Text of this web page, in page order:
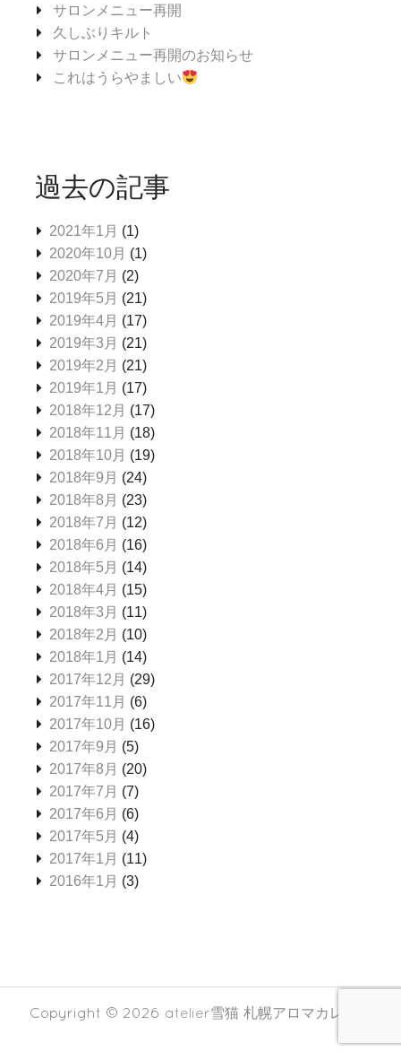
サロンメニュー再開
久しぶりキルト
サロンメニュー再開のお知らせ
これはうらやましい
過去の記事
2021年1月 (1)
2020年10月 (1)
2020年7月 (2)
2019年5月 (21)
2019年4月 (17)
2019年3月 (21)
2019年2月 (21)
2019年1月 (17)
2018年12月 (17)
2018年11月 (18)
2018年10月 (19)
2018年9月 (24)
2018年8月 (23)
2018年7月 (12)
2018年6月 (16)
2018年5月 (14)
2018年4月 (15)
2018年3月 (11)
2018年2月 (10)
2018年1月 (14)
2017年12月 (29)
2017年11月 (6)
2017年10月 (16)
2017年9月 (5)
2017年8月 (20)
2017年7月 (7)
2017年6月 (6)
2017年5月 (4)
2017年1月 (11)
2016年1月 (3)
Copyright © 2026 atelier雪猫 札幌アロマカレッジ